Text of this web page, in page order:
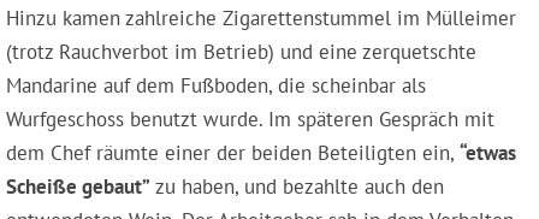
Hinzu kamen zahlreiche Zigarettenstummel im Mülleimer
(trotz Rauchverbot im Betrieb) und eine zerquetschte
Mandarine auf dem Fußboden, die scheinbar als
Wurfgeschoss benutzt wurde. Im späteren Gespräch mit
dem Chef räumte einer der beiden Beteiligten ein, “etwas
Scheiße gebaut” zu haben, und bezahlte auch den